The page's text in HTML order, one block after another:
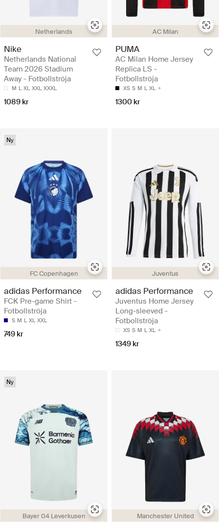
Netherlands
Nike
Netherlands National
Team 2026 Stadium
Away - Fotbollströja
M L XL XXL XXXL
1089 kr
AC Milan
PUMA
AC Milan Home Jersey
Replica LS -
Fotbollströja
XS S M L XL
1300 kr
FC Copenhagen
Ny
adidas Performance
FCK Pre-game Shirt -
Fotbollströja
S M L XL XXL
749 kr
Juventus
adidas Performance
Juventus Home Jersey
Long-sleeved -
Fotbollströja
XS S M L XL
1349 kr
Bayer 04 Leverkusen
Ny
Manchester United